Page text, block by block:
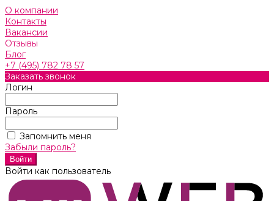
О компании
Контакты
Вакансии
Отзывы
Блог
+7 (495) 782 78 57
Заказать звонок
Логин
Пароль
Запомнить меня
Забыли пароль?
Войти как пользователь